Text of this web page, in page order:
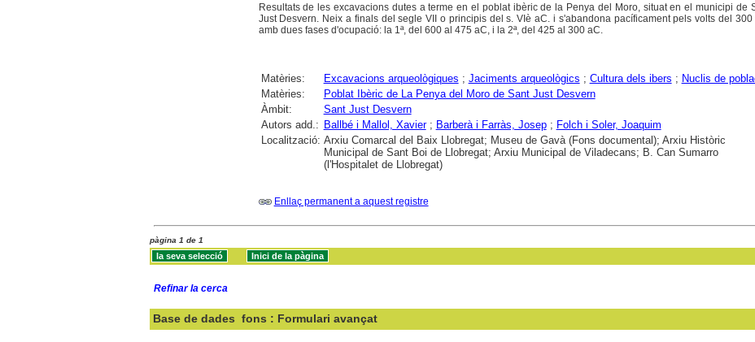
Resultats de les excavacions dutes a terme en el poblat ibèric de la Penya del Moro, situat en el municipi de
Just Desvern. Neix a finals del segle VII o principis del s. VIè aC. i s'abandona pacíficament pels volts del 300
amb dues fases d'ocupació: la 1ª, del 600 al 475 aC, i la 2ª, del 425 al 300 aC.
Matèries: Excavacions arqueològiques ; Jaciments arqueològics ; Cultura dels ibers ; Nuclis de
Matèries:
Poblat Ibèric de La Penya del Moro de Sant Just Desvern
Àmbit:
Sant Just Desvern
Autors add.: Ballbé i Mallol, Xavier; Barberà i Farràs, Josep; Folch i Soler, Joaquim
Localització: Arxiu Comarcal del Baix Llobregat; Museu de Gavà (Fons documental); Arxiu Històric
Municipal de Sant Boi de Llobregat; Arxiu Municipal de Viladecans; B. Can Sumarro
(l'Hospitalet de Llobregat)
Enllaç permanent a aquest registre
pàgina 1 de 1
Refinar la cerca
Base de dades fons : Formulari avançat